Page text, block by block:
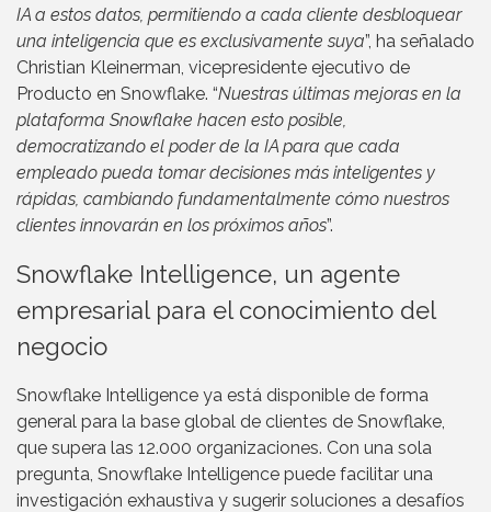
IA a estos datos, permitiendo a cada cliente desbloquear
una inteligencia que es exclusivamente suya”, ha señalado
Christian Kleinerman, vicepresidente ejecutivo de
Producto en Snowflake. “Nuestras últimas mejoras en la
plataforma Snowflake hacen esto posible,
democratizando el poder de la IA para que cada
empleado pueda tomar decisiones más inteligentes y
rápidas, cambiando fundamentalmente cómo nuestros
clientes innovarán en los próximos años”.
Snowflake Intelligence, un agente
empresarial para el conocimiento del
negocio
Snowflake Intelligence ya está disponible de forma
general para la base global de clientes de Snowflake,
que supera las 12.000 organizaciones. Con una sola
pregunta, Snowflake Intelligence puede facilitar una
investigación exhaustiva y sugerir soluciones a desafíos